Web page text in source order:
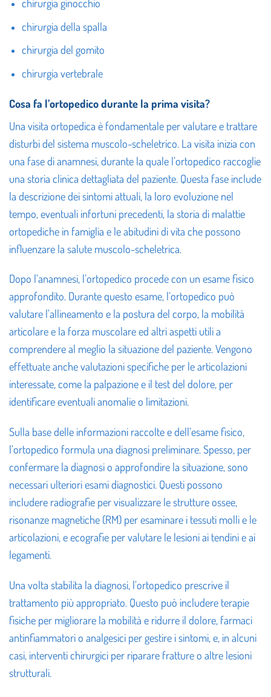
chirurgia della spalla
chirurgia del gomito
chirurgia vertebrale
Cosa fa l’ortopedico durante la prima visita?
Una visita ortopedica è fondamentale per valutare e trattare
disturbi del sistema muscolo-scheletrico. La visita inizia con
una fase di anamnesi, durante la quale l’ortopedico raccoglie
una storia clinica dettagliata del paziente. Questa fase include
la descrizione dei sintomi attuali, la loro evoluzione nel
tempo, eventuali infortuni precedenti, la storia di malattie
ortopediche in famiglia e le abitudini di vita che possono
influenzare la salute muscolo-scheletrica.
Dopo l’anamnesi, l’ortopedico procede con un esame fisico
approfondito. Durante questo esame, l’ortopedico può
valutare l’allineamento e la postura del corpo, la mobilità
articolare e la forza muscolare ed altri aspetti utili a
comprendere al meglio la situazione del paziente. Vengono
effettuate anche valutazioni specifiche per le articolazioni
interessate, come la palpazione e il test del dolore, per
identificare eventuali anomalie o limitazioni.
Sulla base delle informazioni raccolte e dell’esame fisico,
l’ortopedico formula una diagnosi preliminare. Spesso, per
confermare la diagnosi o approfondire la situazione, sono
necessari ulteriori esami diagnostici. Questi possono
includere radiografie per visualizzare le strutture ossee,
risonanze magnetiche (RM) per esaminare i tessuti molli e le
articolazioni, e ecografie per valutare le lesioni ai tendini e ai
legamenti.
Una volta stabilita la diagnosi, l’ortopedico prescrive il
trattamento più appropriato. Questo può includere terapie
fisiche per migliorare la mobilità e ridurre il dolore, farmaci
antinfiammatori o analgesici per gestire i sintomi, e, in alcuni
casi, interventi chirurgici per riparare fratture o altre lesioni
strutturali.